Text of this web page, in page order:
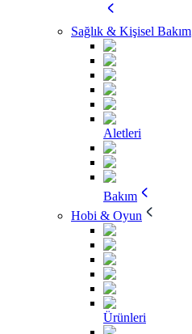
Sağlık & Kişisel Bakım
Aletleri
Bakım
Hobi & Oyun
Ürünleri